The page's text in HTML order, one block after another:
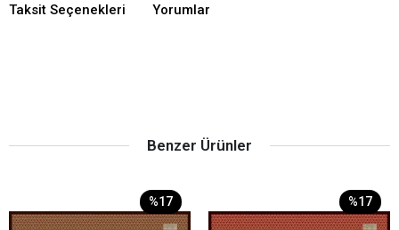
Taksit Seçenekleri Yorumlar
Benzer Ürünler
%17 %17